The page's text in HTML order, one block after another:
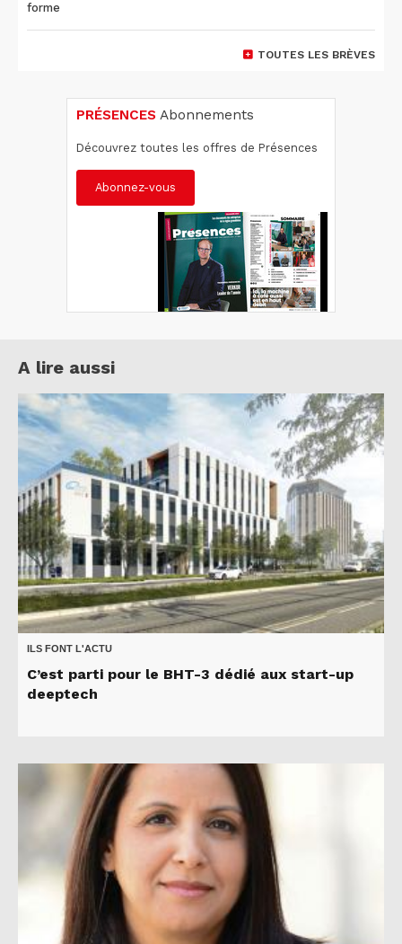
forme
TOUTES LES BRÈVES
PRÉSENCES Abonnements
Découvrez toutes les offres de Présences
Abonnez-vous
A lire aussi
ILS FONT L'ACTU
C’est parti pour le BHT-3 dédié aux start-up
deeptech